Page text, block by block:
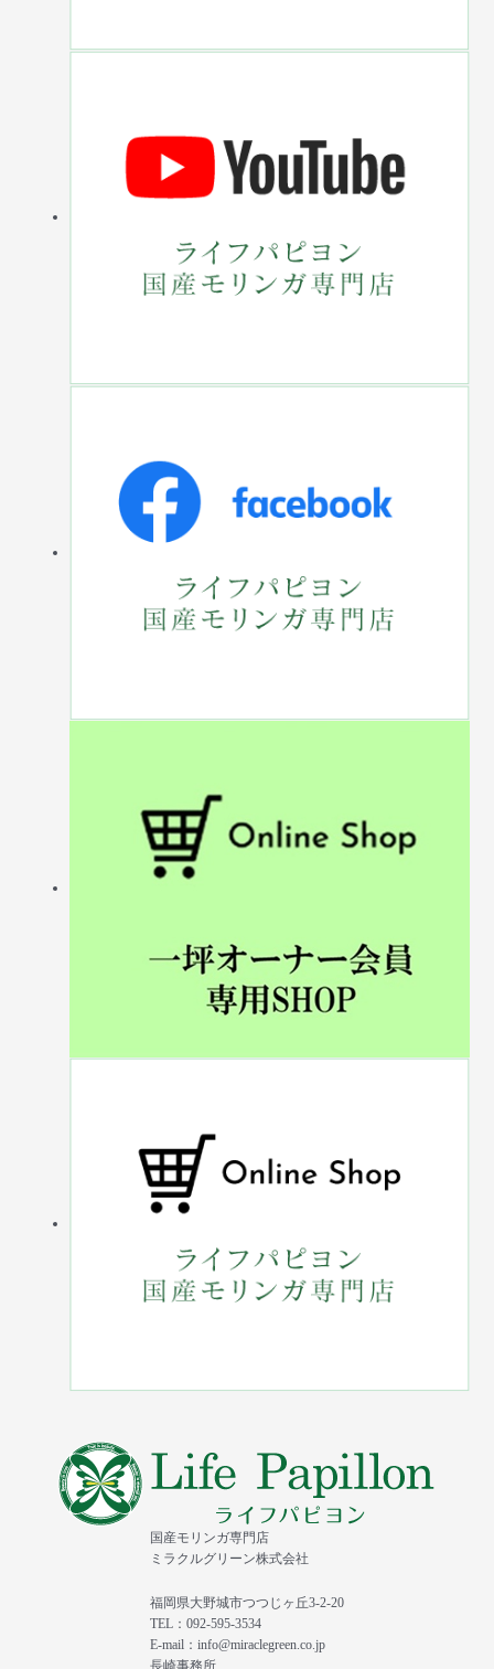
国産モリンガ専門店
ミラクルグリーン株式会社
福岡県大野城市つつじヶ丘3-2-20
TEL：092-595-3534
E-mail：info@miraclegreen.co.jp